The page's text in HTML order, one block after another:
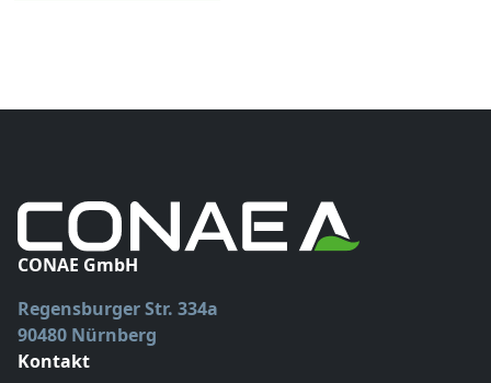
CONAE GmbH
Regensburger Str. 334a
90480 Nürnberg
Kontakt